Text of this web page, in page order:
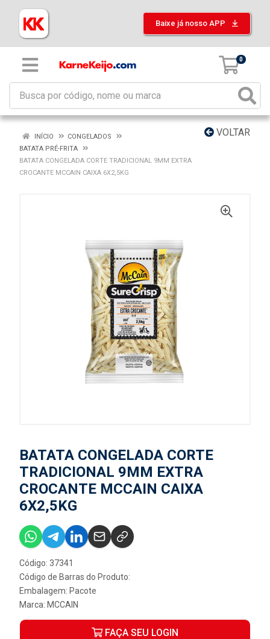
Baixe já nosso APP
0
VOLTAR
INÍCIO
CONGELADOS
BATATA PRÉ-FRITA
BATATA CONGELADA CORTE TRADICIONAL 9MM EXTRA
CROCANTE MCCAIN CAIXA 6X2,5KG
BATATA CONGELADA CORTE
TRADICIONAL 9MM EXTRA
CROCANTE MCCAIN CAIXA
6X2,5KG
Código: 37341
Código de Barras do Produto:
Embalagem: Pacote
Marca: MCCAIN
FAÇA SEU LOGIN